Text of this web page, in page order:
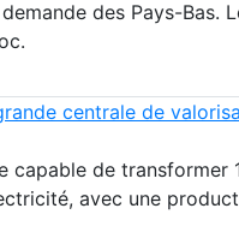
des Pays-Bas.
centrale de
capable de transformer
avec une